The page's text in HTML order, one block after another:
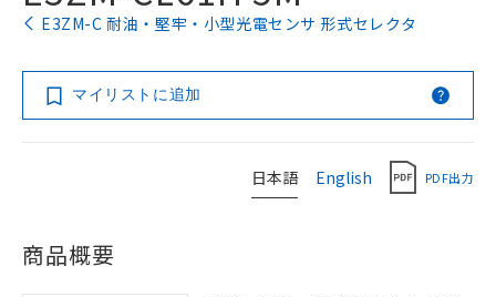
E3ZM-C 耐油・堅牢・小型光電センサ 形式セレクタ
マイリストに追加
日本語 English PDF出力
商品概要